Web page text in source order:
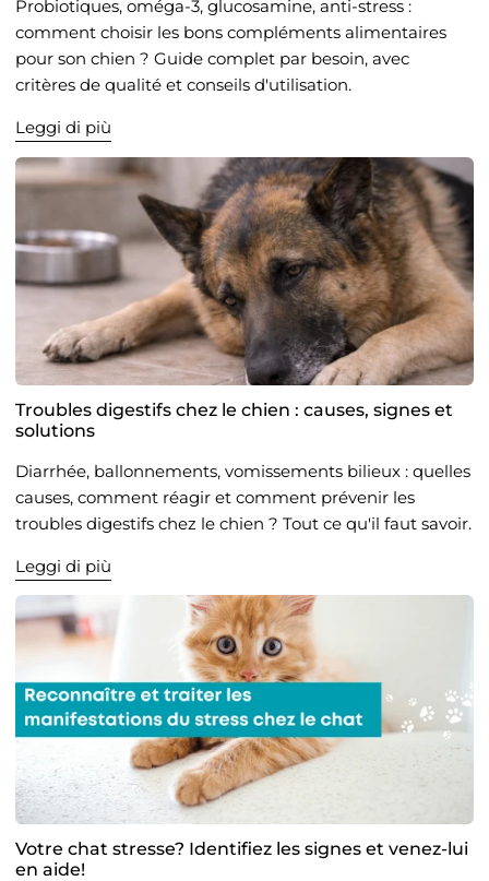
Probiotiques, oméga-3, glucosamine, anti-stress :
comment choisir les bons compléments alimentaires
pour son chien ? Guide complet par besoin, avec
critères de qualité et conseils d'utilisation.
Leggi di più
Troubles digestifs chez le chien : causes, signes et
solutions
Diarrhée, ballonnements, vomissements bilieux : quelles
causes, comment réagir et comment prévenir les
troubles digestifs chez le chien ? Tout ce qu'il faut savoir.
Leggi di più
Votre chat stresse? Identifiez les signes et venez-lui
en aide!